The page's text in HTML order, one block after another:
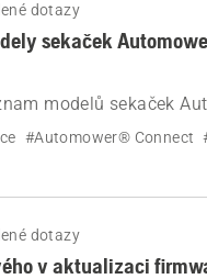
dotazy
sekaček
modelů sekaček
FOTA (bezdrátová
#Automower® Connect
dotazy
v aktualizaci